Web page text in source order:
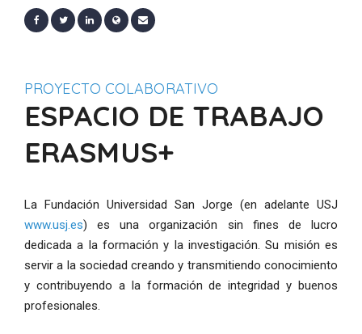
PROYECTO COLABORATIVO
ESPACIO DE TRABAJO
ERASMUS+
La Fundación Universidad San Jorge (en adelante USJ
www.usj.es) es una organización sin fines de lucro
dedicada a la formación y la investigación. Su misión es
servir a la sociedad creando y transmitiendo conocimiento
y contribuyendo a la formación de integridad y buenos
profesionales.